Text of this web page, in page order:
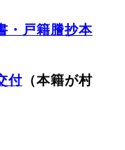
・戸籍謄抄本
付（本籍が村